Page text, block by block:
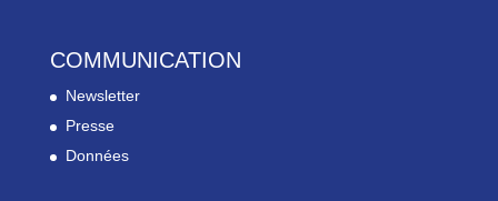
COMMUNICATION
Newsletter
Presse
Données